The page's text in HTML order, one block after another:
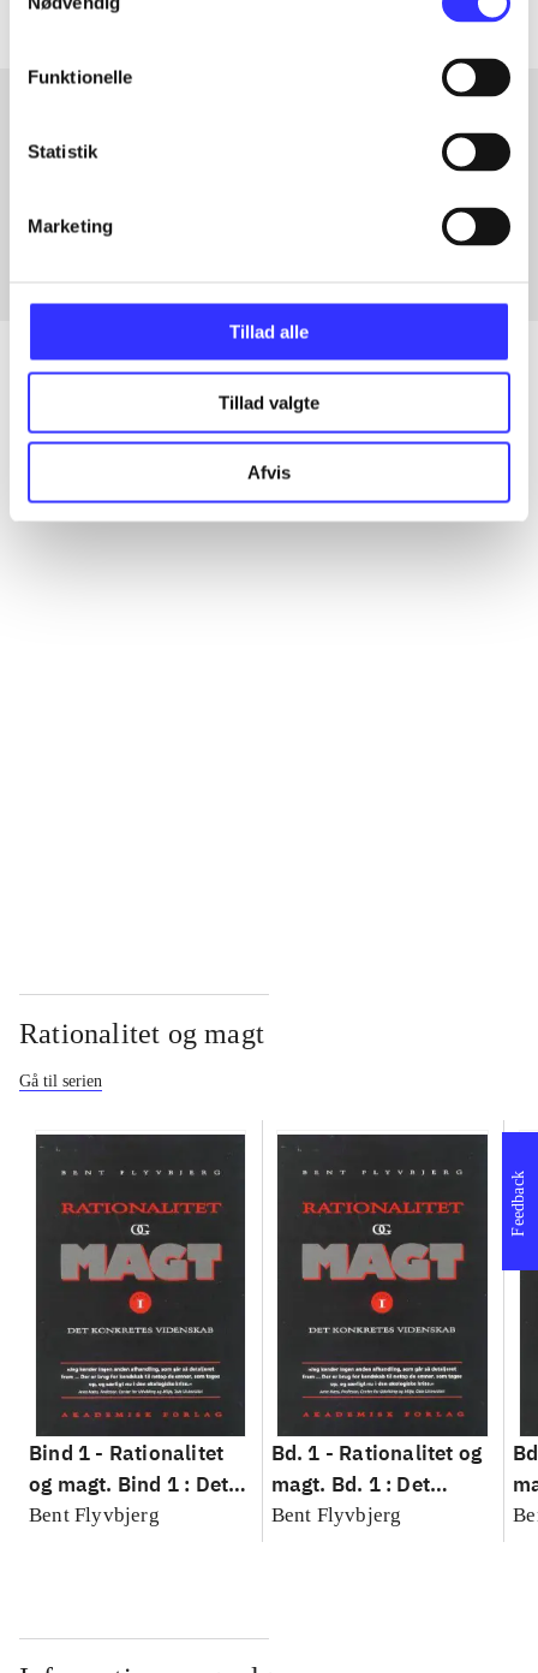
Funktionelle
Statistik
Marketing
Tillad alle
Tillad valgte
Afvis
Artikler med samme emner
Artikler
Alle registrerede artikler fordelt på udgivelser
Rationalitet og magt
Gå til serien
Bind 1 - Rationalitet
og magt. Bind 1 : Det
konkretes videnskab
Bent Flyvbjerg
Bd. 1 - Rationalitet og
magt. Bd. 1 : Det
konkretes videnskab
Bent Flyvbjerg
Feedback